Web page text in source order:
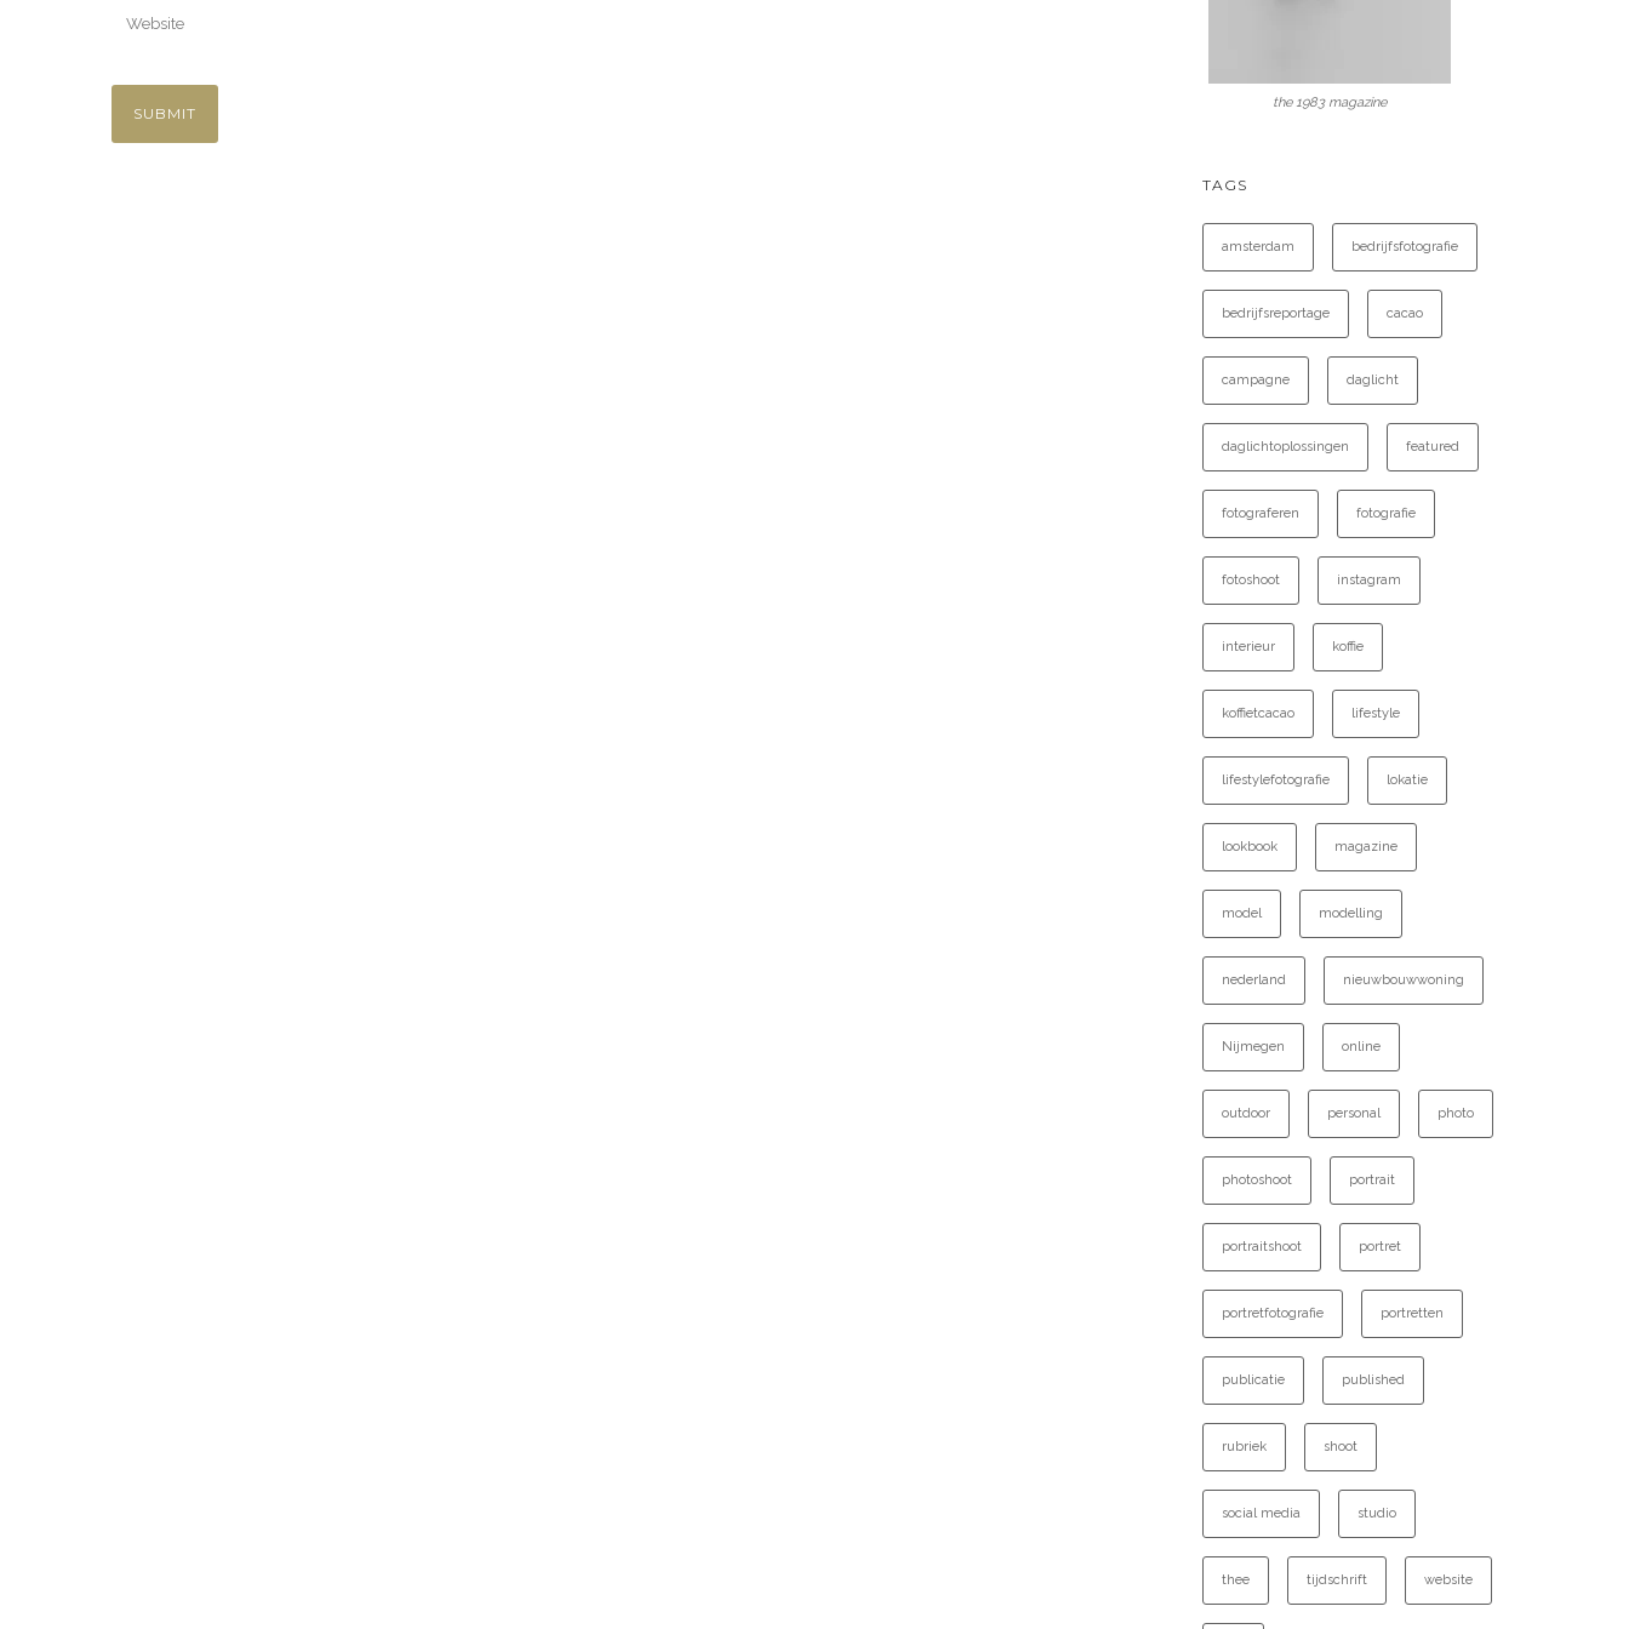
the 1983 magazine
TAGS
amsterdam bedrijfsfotografie
bedrijfsreportage cacao
campagne daglicht
daglichtoplossingen featured
fotograferen fotografie
fotoshoot instagram
interieur koffie
koffietcacao lifestyle
lifestylefotografie lokatie
lookbook magazine
model modelling
nederland nieuwbouwwoning
Nijmegen online
outdoor personal photo
photoshoot portrait
portraitshoot portret
portretfotografie portretten
publicatie published
rubriek shoot
social media studio
thee tijdschrift website